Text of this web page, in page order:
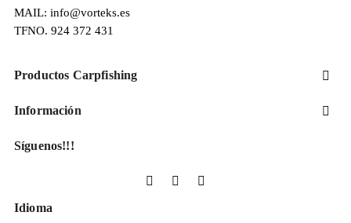
MAIL: info@vorteks.es
TFNO. 924 372 431
Productos Carpfishing 
Información 
Síguenos!!!
Idioma